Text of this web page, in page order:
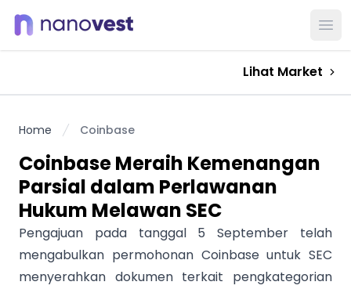
Lihat Market
Home Coinbase
Coinbase Meraih Kemenangan
Parsial dalam Perlawanan
Hukum Melawan SEC
Pengajuan pada tanggal 5 September telah
mengabulkan permohonan Coinbase untuk SEC
menyerahkan dokumen terkait pengkategorian